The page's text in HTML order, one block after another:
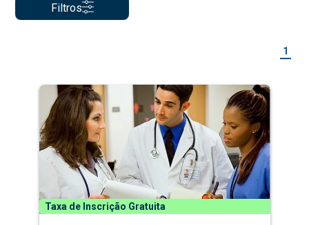
Filtros
1
Taxa de Inscrição Gratuita